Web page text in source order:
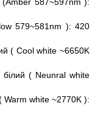
579~581nm ): 420
( Cool white ~6650K
білий ( Neunral white
( Warm white ~2770K ):